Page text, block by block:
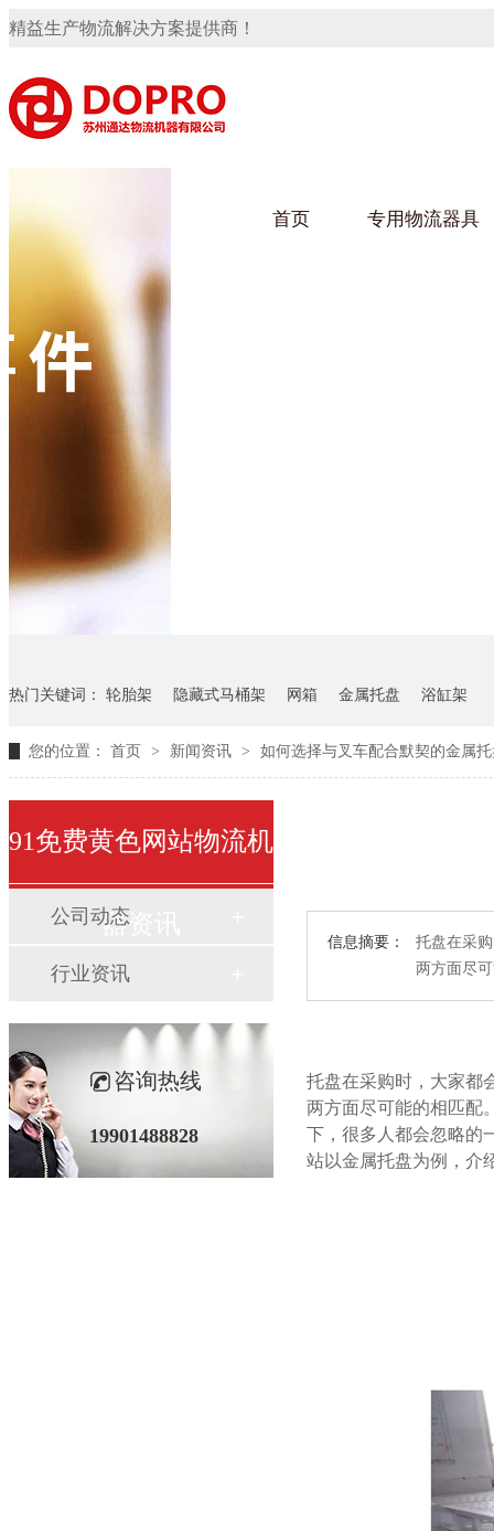
精益生产物流解决方案提供商！
首页 专用物流器具
91免费观看视频架
变速箱托盘
发动机料架
仪表盘料架
手推车
气瓶料架
隐藏式马桶水箱支架
汽车行业
卫浴行业
热门关键词： 轮胎架 隐藏式马桶架 网箱 金属托盘 浴缸架
您的位置： 首页 > 新闻资讯 > 如何选择与叉车配合默契的金属
信息摘要：
托盘在采购
两方面尽可
托盘在采购时，大家
两方面尽可能的相匹配
下，很多人都会忽略的
站以金属托盘为例，介
91免费黄色网站物流机
器资讯
公司动态
行业资讯
咨询热线
19901488828